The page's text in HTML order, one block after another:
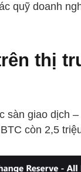
quỹ doanh
thị
sàn giao dịch
còn 2,5